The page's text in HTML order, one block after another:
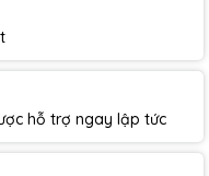
hỗ trợ ngay lập tức